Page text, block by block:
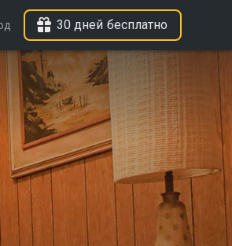
30 дней бесплатно